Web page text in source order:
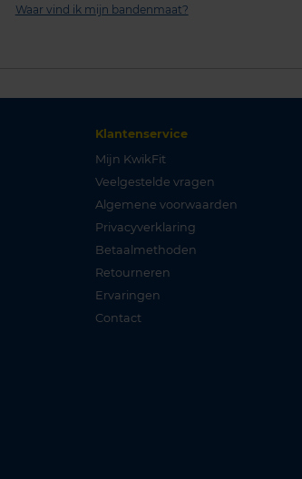
Waar vind ik mijn bandenmaat?
Klantenservice
Mijn KwikFit
Veelgestelde vragen
Algemene voorwaarden
Privacyverklaring
Betaalmethoden
Retourneren
Ervaringen
Contact